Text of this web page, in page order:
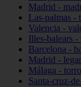
Madrid -
Las-palmas -
Valencia -
Illes-balears
Barcelona -
Madrid -
Málaga -
Santa-cruz-